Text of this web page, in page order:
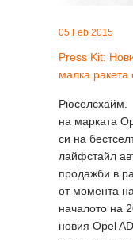
05 Feb 2015
Press Kit:
малка ракета
Рюселсхайм.
на марката
си на
лайфстайл
продажби в
от момента
началото на
новия Opel